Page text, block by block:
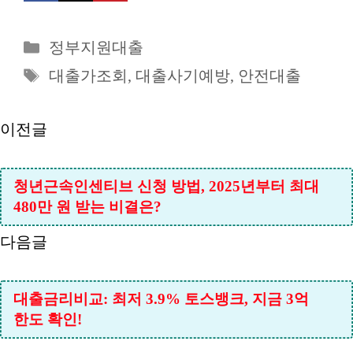
카
테
정부지원대출
태
대출가조회 , 대출사기예방, 안전대출
이전글
청년근속인센티브 신청 방법, 2025년부터 최대
480만 원 받는 비결은?
다음글
대출금리비교: 최저 3.9% 토스뱅크, 지금 3억
한도 확인!